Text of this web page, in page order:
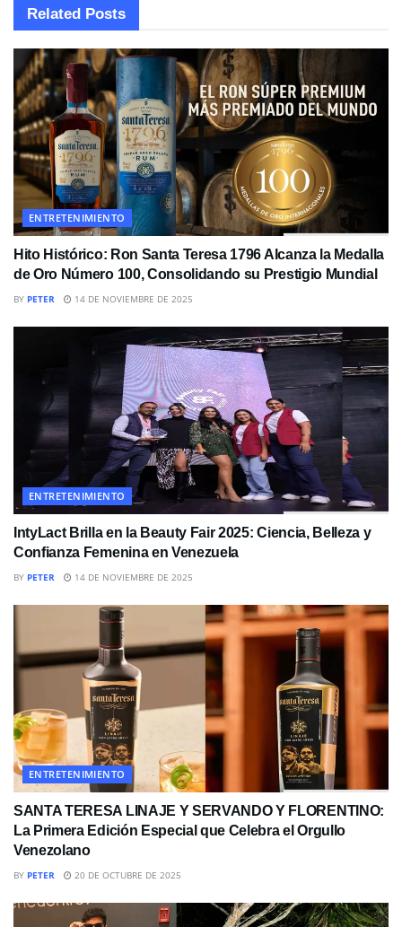
Related Posts
ENTRETENIMIENTO
Hito Histórico: Ron Santa Teresa 1796 Alcanza la Medalla
de Oro Número 100, Consolidando su Prestigio Mundial
BY PETER 14 DE NOVIEMBRE DE 2025
ENTRETENIMIENTO
IntyLact Brilla en la Beauty Fair 2025: Ciencia, Belleza y
Confianza Femenina en Venezuela
BY PETER 14 DE NOVIEMBRE DE 2025
ENTRETENIMIENTO
SANTA TERESA LINAJE Y SERVANDO Y FLORENTINO:
La Primera Edición Especial que Celebra el Orgullo
Venezolano
BY PETER 20 DE OCTUBRE DE 2025